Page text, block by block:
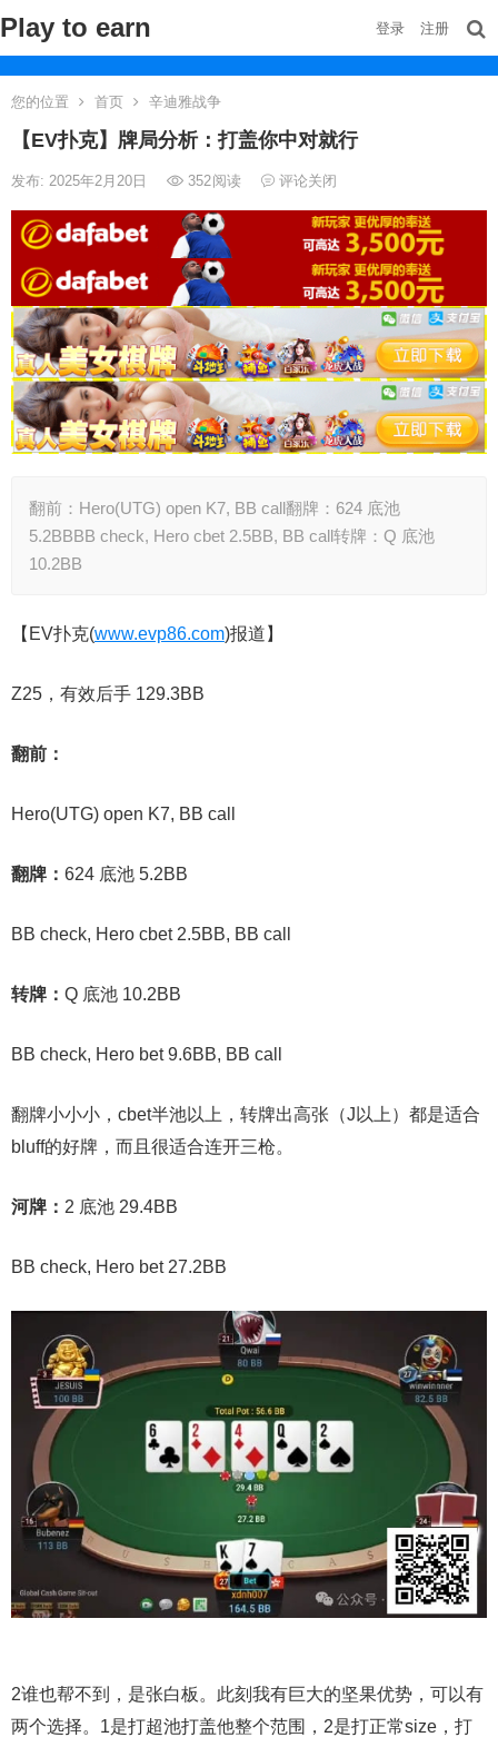
Play to earn 登录 注册
您的位置 首页 辛迪雅战争
【EV扑克】牌局分析：打盖你中对就行
发布: 2025年2月20日 352阅读 评论关闭
翻前：Hero(UTG) open K7, BB call翻牌：624 底池
5.2BBBB check, Hero cbet 2.5BB, BB call转牌：Q 底池
10.2BB
【EV扑克(www.evp86.com)报道】
Z25，有效后手 129.3BB
翻前：
Hero(UTG) open K7, BB call
翻牌： 624 底池 5.2BB
BB check, Hero cbet 2.5BB, BB call
转牌： Q 底池 10.2BB
BB check, Hero bet 9.6BB, BB call
翻牌小小小，cbet半池以上，转牌出高张（J以上）都是适合
bluff的好牌，而且很适合连开三枪。
河牌： 2 底池 29.4BB
BB check, Hero bet 27.2BB
2谁也帮不到，是张白板。此刻我有巨大的坚果优势，可以有
两个选择。1是打超池打盖他整个范围，2是打正常size，打